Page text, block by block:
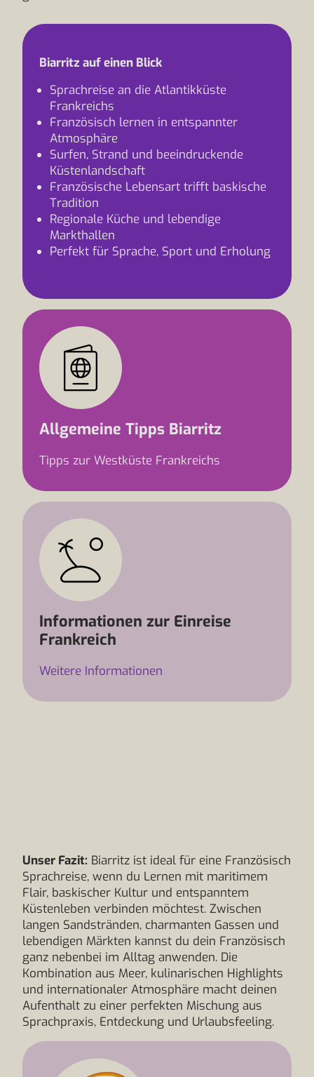
Biarritz auf einen Blick
Sprachreise an die Atlantikküste
Frankreichs
Französisch lernen in entspannter
Atmosphäre
Surfen, Strand und beeindruckende
Küstenlandschaft
Französische Lebensart trifft baskische
Tradition
Regionale Küche und lebendige
Markthallen
Perfekt für Sprache, Sport und Erholung
Allgemeine Tipps Biarritz
Tipps zur Westküste Frankreichs
Informationen zur Einreise
Frankreich
Weitere Informationen
Unser Fazit: Biarritz ist ideal für eine Französisch
Sprachreise, wenn du Lernen mit maritimem
Flair, baskischer Kultur und entspanntem
Küstenleben verbinden möchtest. Zwischen
langen Sandstränden, charmanten Gassen und
lebendigen Märkten kannst du dein Französisch
ganz nebenbei im Alltag anwenden. Die
Kombination aus Meer, kulinarischen Highlights
und internationaler Atmosphäre macht deinen
Aufenthalt zu einer perfekten Mischung aus
Sprachpraxis, Entdeckung und Urlaubsfeeling.